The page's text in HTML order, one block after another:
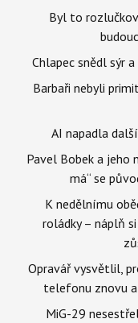
Byl to
Chlapec snědl sýr
Barbaři nebyli
AI napadla
Pavel Bobek a jeho
má“ se
K nedělnímu
roládky – náplň
Opravář vysvětlil,
telefonu znovu
MiG-29